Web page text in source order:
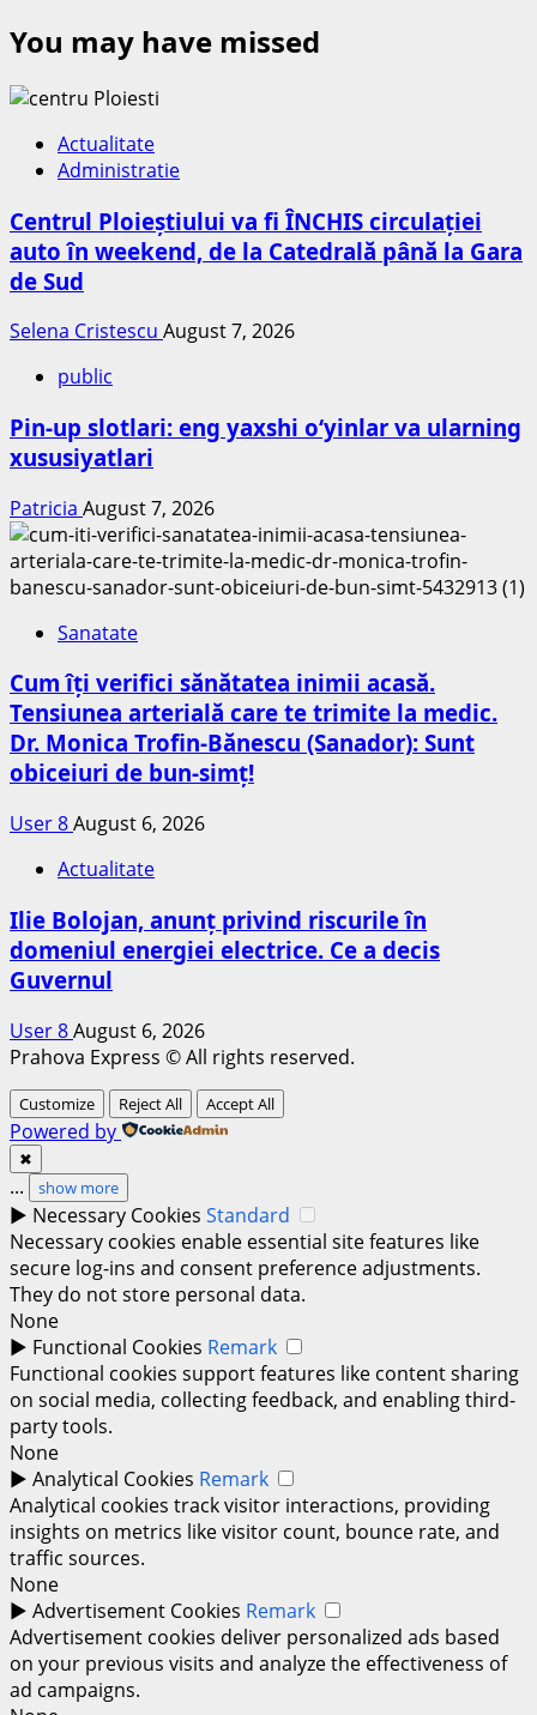
You may have missed
Actualitate
Administratie
Centrul Ploieștiului va fi ÎNCHIS circulației
auto în weekend, de la Catedrală până la Gara
de Sud
Selena Cristescu August 7, 2026
public
Pin-up slotlari: eng yaxshi o‘yinlar va ularning
xususiyatlari
Patricia August 7, 2026
Sanatate
Cum îți verifici sănătatea inimii acasă.
Tensiunea arterială care te trimite la medic.
Dr. Monica Trofin-Bănescu (Sanador): Sunt
obiceiuri de bun-simț!
User 8August 6, 2026
Actualitate
Ilie Bolojan, anunț privind riscurile în
domeniul energiei electrice. Ce a decis
Guvernul
User 8August 6, 2026
Prahova Express © All rights reserved.
Customize Reject All Accept All
Powered by
✖
... show more
► Necessary Cookies Standard
Necessary cookies enable essential site features like
secure log-ins and consent preference adjustments.
They do not store personal data.
None
► Functional Cookies Remark
Functional cookies support features like content sharing
on social media, collecting feedback, and enabling third-
party tools.
None
► Analytical Cookies Remark
Analytical cookies track visitor interactions, providing
insights on metrics like visitor count, bounce rate, and
traffic sources.
None
► Advertisement Cookies Remark
Advertisement cookies deliver personalized ads based
on your previous visits and analyze the effectiveness of
ad campaigns.